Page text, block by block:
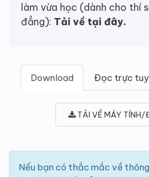
làm vừa học (dành cho thí
đẳng): Tải về tại đây.
Download Đọc trực
TẢI VỀ MÁY TÍNH/
Nếu bạn có thắc mắc về